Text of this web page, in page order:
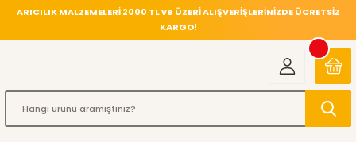
ARICILIK MALZEMELERİ 2000 TL ve ÜZERİ ALIŞVERİŞLERİNİZDE ÜCRETSİZ
KARGO!